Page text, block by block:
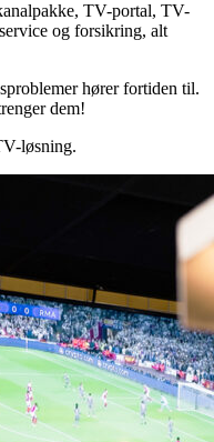
TV-portal, TV-
og forsikring, alt
hører fortiden til.
dem!
løsning.